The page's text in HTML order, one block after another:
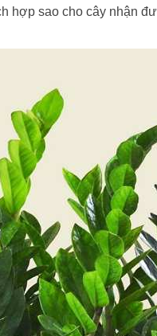
hợp sao cho cây nhận